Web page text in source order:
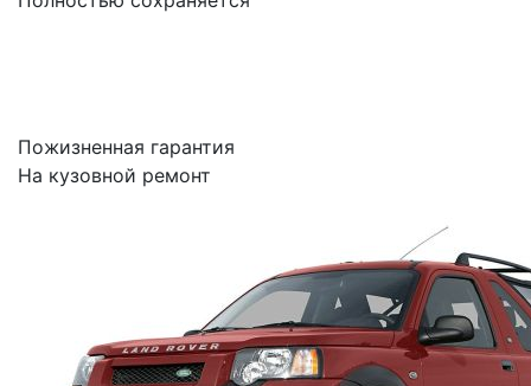
Пожизненная гарантия
На кузовной ремонт